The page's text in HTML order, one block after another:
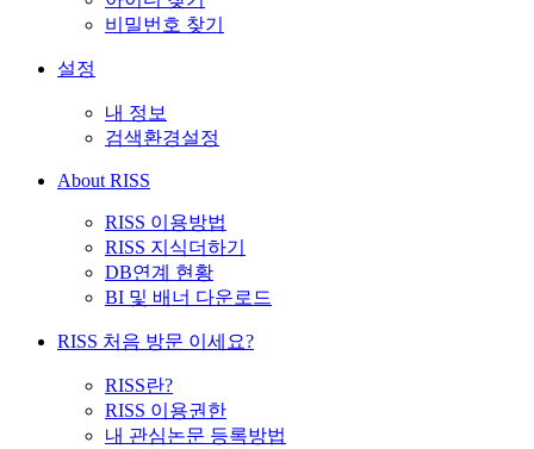
비밀번호 찾기
설정
내 정보
검색환경설정
About RISS
RISS 이용방법
RISS 지식더하기
DB연계 현황
BI 및 배너 다운로드
RISS 처음 방문 이세요?
RISS란?
RISS 이용권한
내 관심논문 등록방법